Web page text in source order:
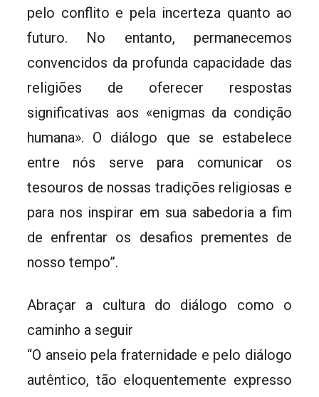
pelo conflito e pela incerteza quanto ao
futuro. No entanto, permanecemos
convencidos da profunda capacidade das
religiões de oferecer respostas
significativas aos «enigmas da condição
humana». O diálogo que se estabelece
entre nós serve para comunicar os
tesouros de nossas tradições religiosas e
para nos inspirar em sua sabedoria a fim
de enfrentar os desafios prementes de
nosso tempo”.
Abraçar a cultura do diálogo como o
caminho a seguir
“O anseio pela fraternidade e pelo diálogo
autêntico, tão eloquentemente expresso